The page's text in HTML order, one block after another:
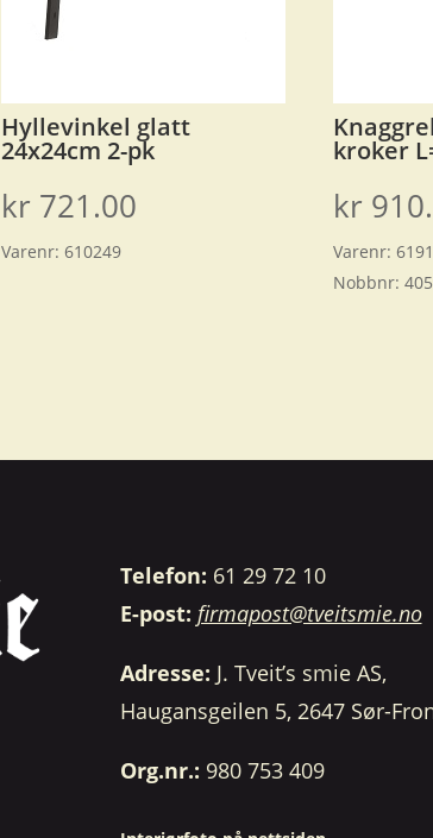
Hyllevinkel glatt
24x24cm 2-pk
kr 721.00
Varenr:610249
kroker
kr
Varenr:
Nobbnr:
Telefon: 61 29 72 10
E-post: firmapost@tveitsmie.no
Adresse: J. Tveit’s smie AS,
Haugansgeilen 5, 2647 Sør-
Org.nr.: 980 753 409